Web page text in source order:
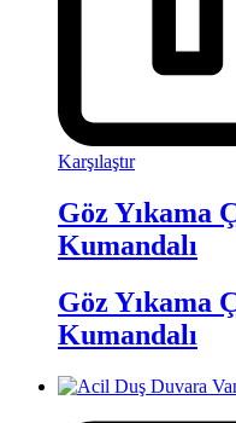
Karşılaştır
Göz Yıkama
Kumandalı
Göz Yıkama
Kumandalı